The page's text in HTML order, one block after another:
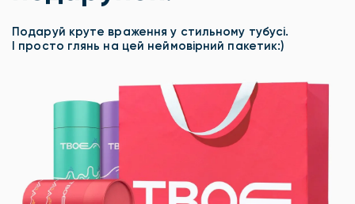
Подаруй круте враження у стильному тубусі.
І просто глянь на цей неймовірний пакетик:)